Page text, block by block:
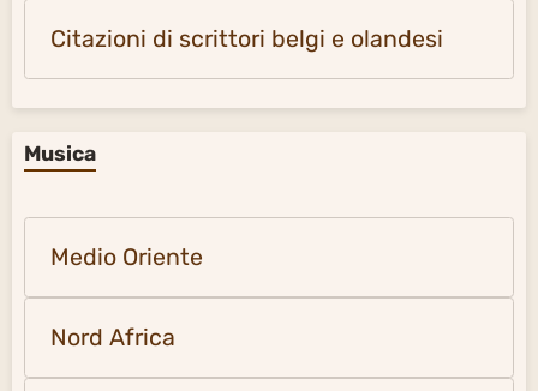
Citazioni di scrittori belgi e olandesi
Musica
Medio Oriente
Nord Africa